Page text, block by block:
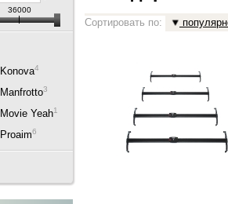
36000
Konova4
Manfrotto3
Movie Yeah1
Proaim6
Сортировать по: